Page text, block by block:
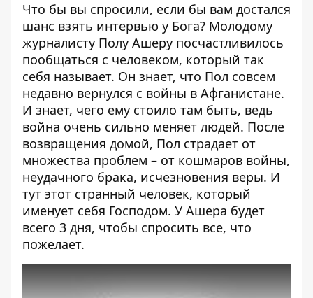
Что бы вы спросили, если бы вам достался
шанс взять интервью у Бога? Молодому
журналисту Полу Ашеру посчастливилось
пообщаться с человеком, который так
себя называет. Он знает, что Пол совсем
недавно вернулся с войны в Афганистане.
И знает, чего ему стоило там быть, ведь
война очень сильно меняет людей. После
возвращения домой, Пол страдает от
множества проблем – от кошмаров войны,
неудачного брака, исчезновения веры. И
тут этот странный человек, который
именует себя Господом. У Ашера будет
всего 3 дня, чтобы спросить все, что
пожелает.